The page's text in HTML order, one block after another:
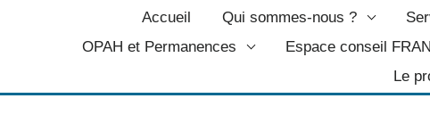
Accueil Qui sommes-nous ?
OPAH et Permanences
Espace conseil
Le